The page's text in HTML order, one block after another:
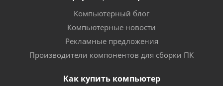
Компьютерный блог
Компьютерные новости
Рекламные предложения
Производители компонентов для сборки ПК
Как купить компьютер